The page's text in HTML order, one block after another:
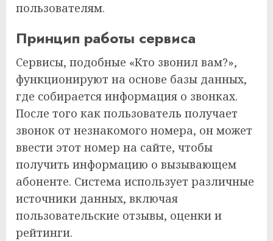
пользователям.
Принцип работы сервиса
Сервисы, подобные «Кто звонил вам?»,
функционируют на основе базы данных,
где собирается информация о звонках.
После того как пользователь получает
звонок от незнакомого номера, он может
ввести этот номер на сайте, чтобы
получить информацию о вызывающем
абоненте. Система использует различные
источники данных, включая
пользовательские отзывы, оценки и
рейтинги.